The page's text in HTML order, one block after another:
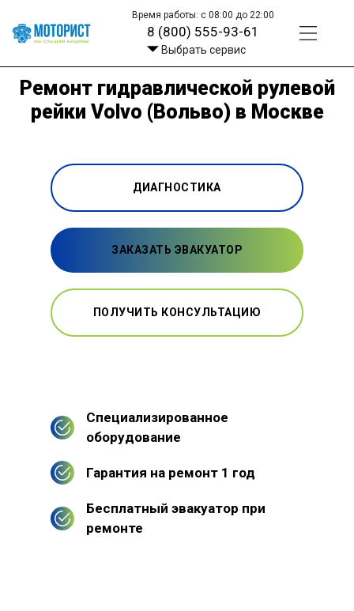
Время работы: с 08:00 до 22:00
8 (800) 555-93-61
Выбрать сервис
Ремонт гидравлической рулевой
рейки Volvo (Вольво) в Москве
ДИАГНОСТИКА
ЗАКАЗАТЬ ЭВАКУАТОР
ПОЛУЧИТЬ КОНСУЛЬТАЦИЮ
Специализированное
оборудование
Гарантия на ремонт 1 год
Бесплатный эвакуатор при
ремонте